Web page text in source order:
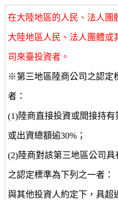
在大陸地區的人民、法人團
大陸地區人民、法人團體或
司來臺投資者。
※第三地區陸商公司之認定
者：
(1)陸商直接投資或間接持
或出資總額逾30%；
(2)陸商對該第三地區公司
之認定標準為下列之一者：
與其他投資人約定下，具超